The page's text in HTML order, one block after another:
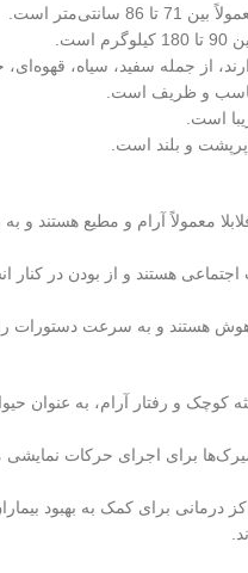
سانتی‌متر است.
از جمله سفید، سیاه، قهوه‌ای،
و ظریف است.
است.
پرپشت و بلند است.
معمولاً آرام و مطیع هستند و
هستند و از بودن در کنار
هستند و به سرعت دستورات را
کوچک و رفتار آرام، به عنوان
برای اجرای حرکات نمایشی
درمانی برای کمک به بهبود